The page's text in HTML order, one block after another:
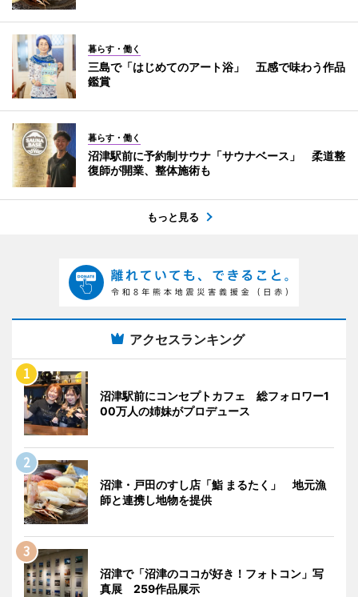
暮らす・働く
三島で「はじめてのアート浴」 五感で味わう作品
鑑賞
暮らす・働く
沼津駅前に予約制サウナ「サウナベース」 柔道整
復師が開業、整体施術も
もっと見る
アクセスランキング
沼津駅前にコンセプトカフェ 総フォロワー1
00万人の姉妹がプロデュース
沼津・戸田のすし店「鮨 まるたく」 地元漁
師と連携し地物を提供
沼津で「沼津のココが好き！フォトコン」写
真展 259作品展示